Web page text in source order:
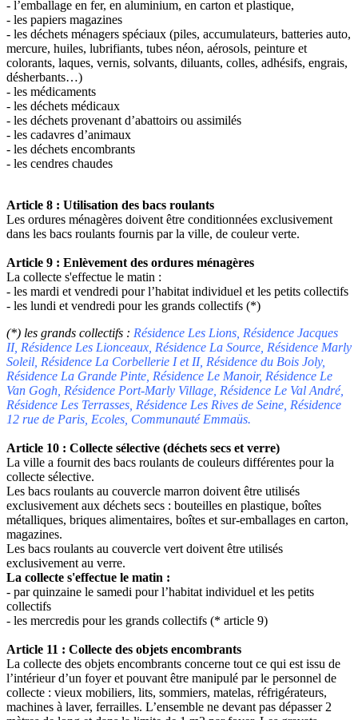
- l’emballage en fer, en aluminium, en carton et plastique,
- les papiers magazines
- les déchets ménagers spéciaux (piles, accumulateurs, batteries auto,
mercure, huiles, lubrifiants, tubes néon, aérosols, peinture et
colorants, laques, vernis, solvants, diluants, colles, adhésifs, engrais,
désherbants…)
- les médicaments
- les déchets médicaux
- les déchets provenant d’abattoirs ou assimilés
- les cadavres d’animaux
- les déchets encombrants
- les cendres chaudes
Article 8 : Utilisation des bacs roulants
Les ordures ménagères doivent être conditionnées exclusivement
dans les bacs roulants fournis par la ville, de couleur verte.
Article 9 : Enlèvement des ordures ménagères
La collecte s'effectue le matin :
- les mardi et vendredi pour l’habitat individuel et les petits collectifs
- les lundi et vendredi pour les grands collectifs (*)
(*) les grands collectifs : Résidence Les Lions, Résidence Jacques
II, Résidence Les Lionceaux, Résidence La Source, Résidence Marly
Soleil, Résidence La Corbellerie I et II, Résidence du Bois Joly,
Résidence La Grande Pinte, Résidence Le Manoir, Résidence Le
Van Gogh, Résidence Port-Marly Village, Résidence Le Val André,
Résidence Les Terrasses, Résidence Les Rives de Seine, Résidence
12 rue de Paris, Ecoles, Communauté Emmaüs.
Article 10 : Collecte sélective (déchets secs et verre)
La ville a fournit des bacs roulants de couleurs différentes pour la
collecte sélective.
Les bacs roulants au couvercle marron doivent être utilisés
exclusivement aux déchets secs : bouteilles en plastique, boîtes
métalliques, briques alimentaires, boîtes et sur-emballages en carton,
magazines.
Les bacs roulants au couvercle vert doivent être utilisés
exclusivement au verre.
La collecte s'effectue le matin :
- par quinzaine le samedi pour l’habitat individuel et les petits
collectifs
- les mercredis pour les grands collectifs (* article 9)
Article 11 : Collecte des objets encombrants
La collecte des objets encombrants concerne tout ce qui est issu de
l’intérieur d’un foyer et pouvant être manipulé par le personnel de
collecte : vieux mobiliers, lits, sommiers, matelas, réfrigérateurs,
machines à laver, ferrailles. L’ensemble ne devant pas dépasser 2